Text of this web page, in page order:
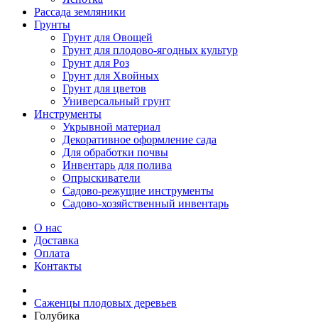
Рассада земляники
Грунты
Грунт для Овощей
Грунт для плодово-ягодных культур
Грунт для Роз
Грунт для Хвойных
Грунт для цветов
Универсальный грунт
Инструменты
Укрывной материал
Декоративное оформление сада
Для обработки почвы
Инвентарь для полива
Опрыскиватели
Садово-режущие инструменты
Садово-хозяйственный инвентарь
О нас
Доставка
Оплата
Контакты
Саженцы плодовых деревьев
Голубика